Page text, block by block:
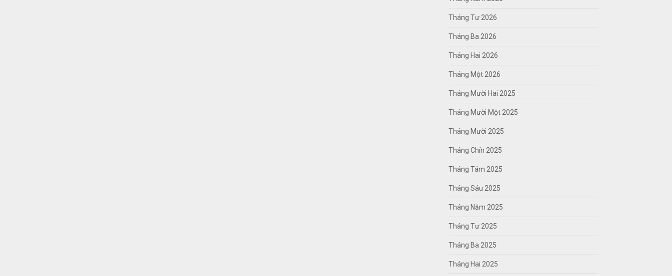
Tháng Tư 2026
Tháng Ba 2026
Tháng Hai 2026
Tháng Một 2026
Tháng Mười Hai 2025
Tháng Mười Một 2025
Tháng Mười 2025
Tháng Chín 2025
Tháng Tám 2025
Tháng Sáu 2025
Tháng Năm 2025
Tháng Tư 2025
Tháng Ba 2025
Tháng Hai 2025